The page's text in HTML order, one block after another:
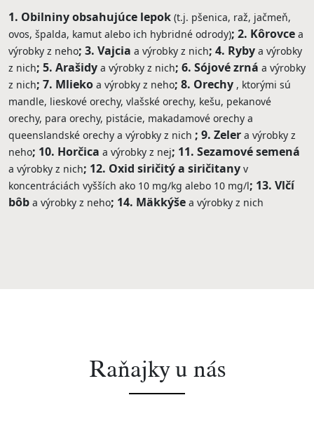
1. Obilniny obsahujúce lepok (t.j. pšenica, raž, jačmeň,
ovos, špalda, kamut alebo ich hybridné odrody) 2. Kôrovce a
výrobky z neho 3. Vajcia a výrobky z nich 4. Ryby a výrobky
z nich 5. Arašidy a výrobky z nich 6. Sójové zrná a výrobky
z nich 7. Mlieko a výrobky z neho 8. Orechy , ktorými sú
mandle, lieskové orechy, vlašské orechy, kešu, pekanové
orechy, para orechy, pistácie, makadamové orechy a
queenslandské orechy a výrobky z nich
9. Zeler a výrobky z
neho 10. Horčica a výrobky z nej 11. Sezamové semená
a výrobky z nich 12. Oxid siričitý a siričitany v
koncentráciách vyšších ako 10 mg/kg alebo 10 mg/l 13. Vlčí
bôb a výrobky z neho 14. Mäkkýše a výrobky z nich
Raňajky u nás